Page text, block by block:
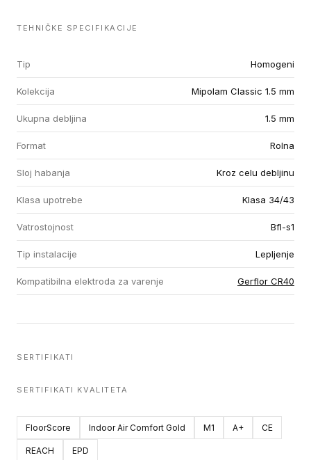
TEHNIČKE SPECIFIKACIJE
Tip Homogeni
Kolekcija Mipolam Classic 1.5 mm
Ukupna debljina 1.5 mm
Format Rolna
Sloj habanja Kroz celu debljinu
Klasa upotrebe Klasa 34/43
Vatrostojnost Bfl-s1
Tip instalacije Lepljenje
Kompatibilna elektroda za varenje Gerflor CR40
SERTIFIKATI
SERTIFIKATI KVALITETA
FloorScore Indoor Air Comfort Gold M1 A+ CE
REACH EPD